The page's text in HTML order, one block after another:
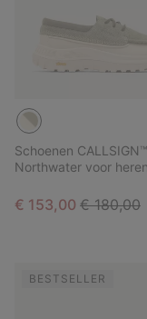
Schoenen CALLSIGN™
Northwater voor heren
Sale price:
€ 153,00 Regular
€ 180,00
BESTSELLER